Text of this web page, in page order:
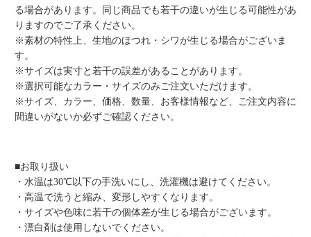
る場合があります。同じ商品でも若干の違いが生じる可能性があ
りますのでご了承ください。
※素材の特性上、生地のほつれ・シワが生じる場合がございま
す。
※サイズは実寸と若干の誤差があることがあります。
※選択可能なカラー・サイズのみご注文いただけます。
※サイズ、カラー、価格、数量、お客様情報など、ご注文内容に
間違いがないか必ずご確認ください。
■お取り扱い
・水温は30℃以下の手洗いにし、洗濯機は避けてください。
・高温で洗うと縮み、変形しやすくなります。
・サイズや色味に若干の個体差が生じる場合がございます。
・漂白剤は使用しないでください。